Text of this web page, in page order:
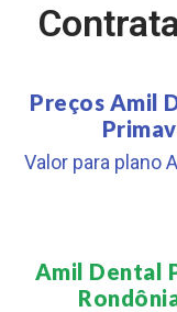
Preços Amil
Valor para plano
Amil Dental